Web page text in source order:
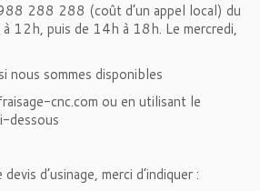
288 288 (coût d’un appel local) du
12h, puis de 14h à 18h. Le mercredi,
nous sommes disponibles
cnc.com ou en utilisant le
dessous
d’usinage, merci d’indiquer :